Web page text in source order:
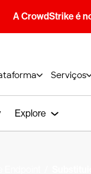
A CrowdStrike é
Serviços
Explore